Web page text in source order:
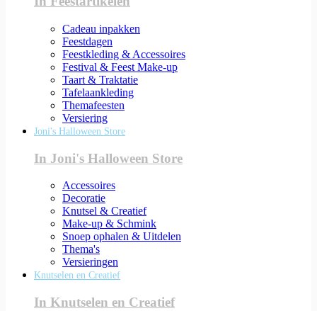
Cadeau inpakken
Feestdagen
Feestkleding & Accessoires
Festival & Feest Make-up
Taart & Traktatie
Tafelaankleding
Themafeesten
Versiering
Joni's Halloween Store
In Joni's Halloween Store
Accessoires
Decoratie
Knutsel & Creatief
Make-up & Schmink
Snoep ophalen & Uitdelen
Thema's
Versieringen
Knutselen en Creatief
In Knutselen en Creatief